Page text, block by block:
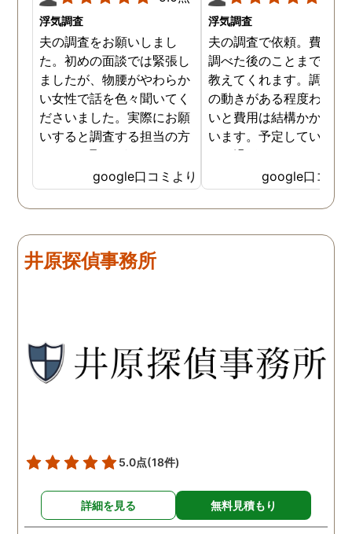
浮気調査
夫の調査をお願いしまし
た。初めの面談では緊張し
ましたが、物腰がやわらか
い女性で話を色々聞いてく
ださいました。実際にお願
いすると調査する担当の方
とのやり取りがメインで、
色々不安や心配な事の共有
をしてくれました。探偵の
方に依頼となると丸投げで
が、二人三脚で協力しあい
ながら、進めて行った感じ
と思います。思い切ってお
願いして良かったです。 こ
の度はありがとうございま
google口コミより
浮気調査
夫の調査で依頼。費用や
調べた後のことまで詳し
教えてくれます。調査対
の動きがある程度わから
いと費用は結構かかると
います。予定していた時
より過ぎてしまいました
が、そのまま調査してい
だき、しっかり証拠取れ
した。あ、もちろん過ぎ
調査が終わって今後どう
とうございました。
google口コミ
井原探偵事務所
5.0点(18件)
詳細を見る 無料見積もり